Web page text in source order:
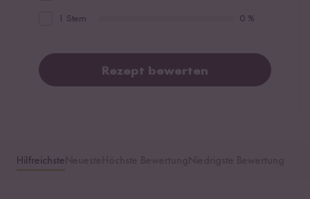
1 Stern 0 %
Rezept bewerten
Hilfreichste